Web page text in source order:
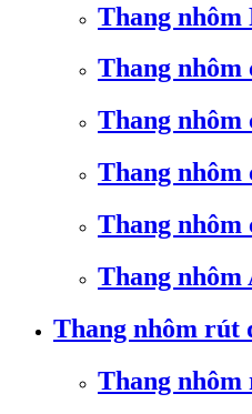
Thang nhôm
Thang nhôm
Thang nhôm
Thang nhôm
Thang nhôm
Thang
Thang nhôm rút
Thang nhôm